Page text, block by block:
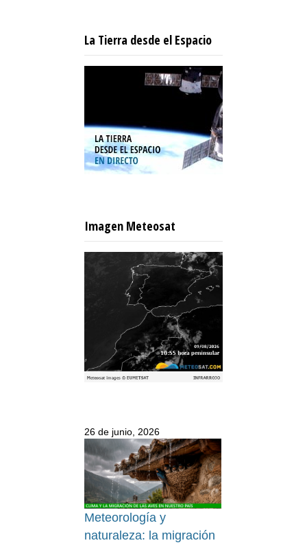
La Tierra desde el Espacio
Imagen Meteosat
26 de junio, 2026
Meteorología y
naturaleza: la migración